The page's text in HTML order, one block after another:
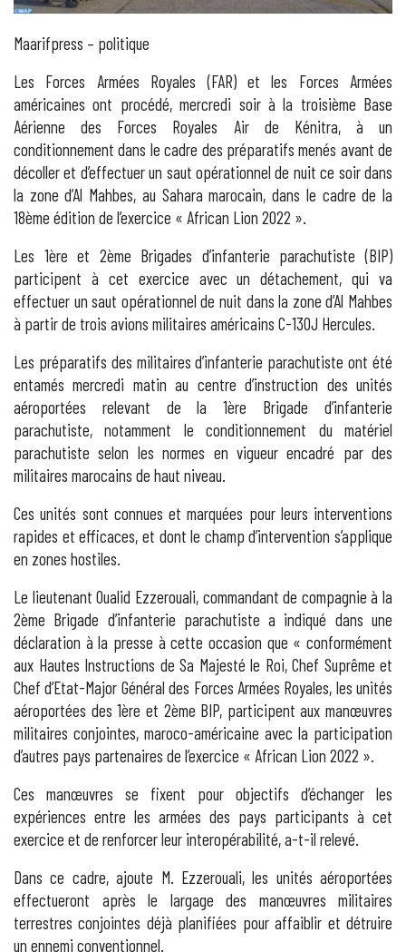
Maarifpress – politique
Les Forces Armées Royales (FAR) et les Forces Armées
américaines ont procédé, mercredi soir à la troisième Base
Aérienne des Forces Royales Air de Kénitra, à un
conditionnement dans le cadre des préparatifs menés avant de
décoller et d’effectuer un saut opérationnel de nuit ce soir dans
la zone d’Al Mahbes, au Sahara marocain, dans le cadre de la
18ème édition de l’exercice « African Lion 2022 ».
Les 1ère et 2ème Brigades d’infanterie parachutiste (BIP)
participent à cet exercice avec un détachement, qui va
effectuer un saut opérationnel de nuit dans la zone d’Al Mahbes
à partir de trois avions militaires américains C-130J Hercules.
Les préparatifs des militaires d’infanterie parachutiste ont été
entamés mercredi matin au centre d’instruction des unités
aéroportées relevant de la 1ère Brigade d’infanterie
parachutiste, notamment le conditionnement du matériel
parachutiste selon les normes en vigueur encadré par des
militaires marocains de haut niveau.
Ces unités sont connues et marquées pour leurs interventions
rapides et efficaces, et dont le champ d’intervention s’applique
en zones hostiles.
Le lieutenant Oualid Ezzerouali, commandant de compagnie à la
2ème Brigade d’infanterie parachutiste a indiqué dans une
déclaration à la presse à cette occasion que « conformément
aux Hautes Instructions de Sa Majesté le Roi, Chef Suprême et
Chef d’Etat-Major Général des Forces Armées Royales, les unités
aéroportées des 1ère et 2ème BIP, participent aux manœuvres
militaires conjointes, maroco-américaine avec la participation
d’autres pays partenaires de l’exercice « African Lion 2022 ».
Ces manœuvres se fixent pour objectifs d’échanger les
expériences entre les armées des pays participants à cet
exercice et de renforcer leur interopérabilité, a-t-il relevé.
Dans ce cadre, ajoute M. Ezzerouali, les unités aéroportées
effectueront après le largage des manœuvres militaires
terrestres conjointes déjà planifiées pour affaiblir et détruire
un ennemi conventionnel.